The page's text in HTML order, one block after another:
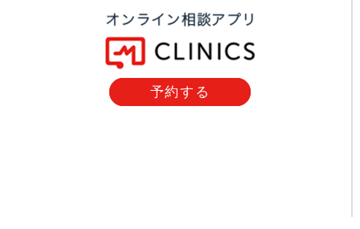
予約する